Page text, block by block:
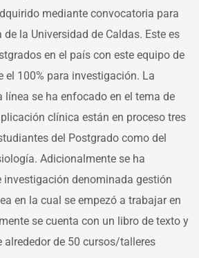
mediante convocatoria para
la Universidad de Caldas. Este es
en el país con este equipo de
el 100% para investigación. La
línea se ha enfocado en el tema de
clínica están en proceso tres
del Postgrado como del
Adicionalmente se ha
investigación denominada gestión
en la cual se empezó a trabajar en
se cuenta con un libro de texto y
alrededor de 50 cursos/talleres